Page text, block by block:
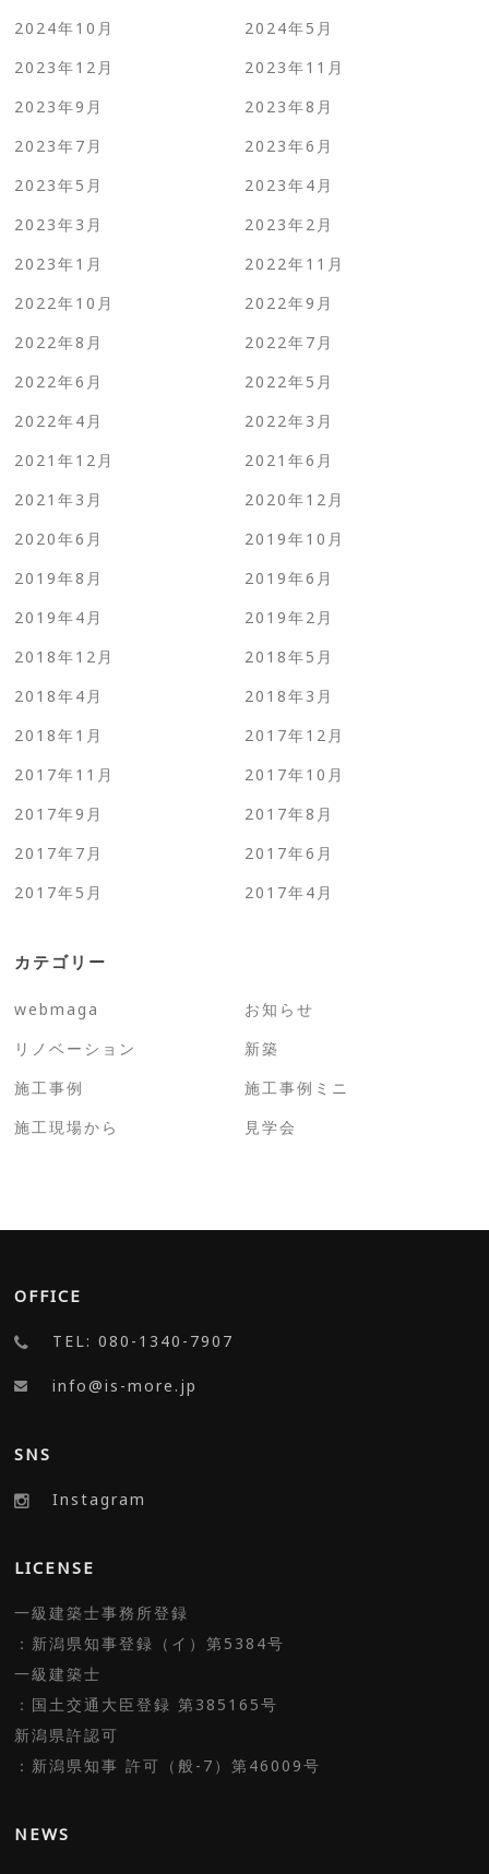
2024年10月
2024年5月
2023年12月
2023年11月
2023年9月
2023年8月
2023年7月
2023年6月
2023年5月
2023年4月
2023年3月
2023年2月
2023年1月
2022年11月
2022年10月
2022年9月
2022年8月
2022年7月
2022年6月
2022年5月
2022年4月
2022年3月
2021年12月
2021年6月
2021年3月
2020年12月
2020年6月
2019年10月
2019年8月
2019年6月
2019年4月
2019年2月
2018年12月
2018年5月
2018年4月
2018年3月
2018年1月
2017年12月
2017年11月
2017年10月
2017年9月
2017年8月
2017年7月
2017年6月
2017年5月
2017年4月
カテゴリー
webmaga
お知らせ
リノベーション
新築
施工事例
施工事例ミニ
施工現場から
見学会
OFFICE
TEL: 080-1340-7907
info@is-more.jp
SNS
Instagram
LICENSE
一級建築士事務所登録
：新潟県知事登録（イ）第5384号
一級建築士
：国土交通大臣登録 第385165号
新潟県許認可
：新潟県知事 許可（般-7）第46009号
NEWS